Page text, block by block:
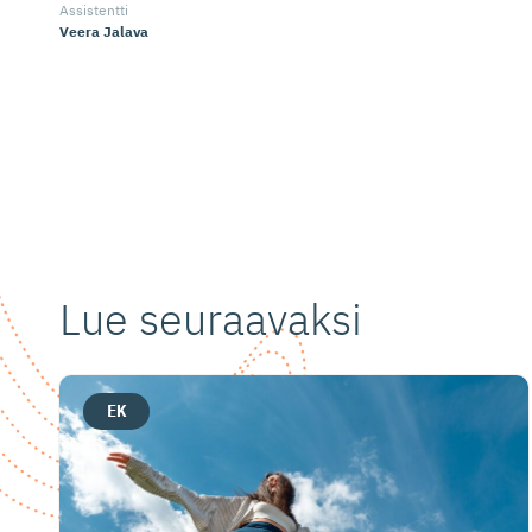
Assistentti
Veera Jalava
Lue seuraavaksi
EK